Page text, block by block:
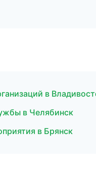
в
в Челябинск
в Брянск